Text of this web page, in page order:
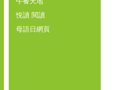
悅讀 閱讀
母語日網頁